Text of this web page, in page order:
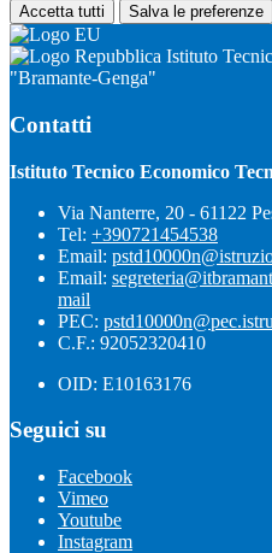
Accetta tutti Salva le preferenze
Istituto
"Bramante-Genga"
Contatti
Istituto Tecnico Economico
Via Nanterre, 20 - 61122
Tel: +390721454538
Email:
Email:
mail
PEC:
C.F.: 92052320410
OID: E10163176
Seguici su
Facebook
Vimeo
Youtube
Instagram